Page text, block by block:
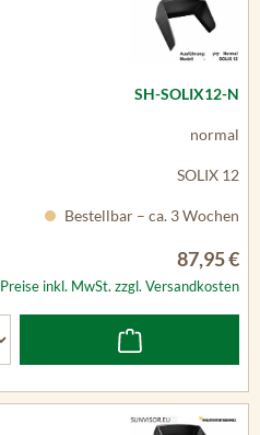
SH-SOLIX12-N
normal
SOLIX 12
Bestellbar – ca. 3 Wochen
87,95 €
Preise inkl. MwSt. zzgl. Versandkosten